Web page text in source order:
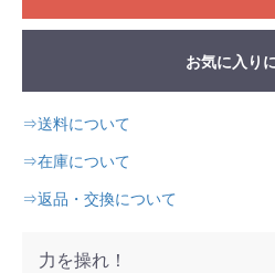
お気に入り
⇒送料について
⇒在庫について
⇒返品・交換について
力を操れ！